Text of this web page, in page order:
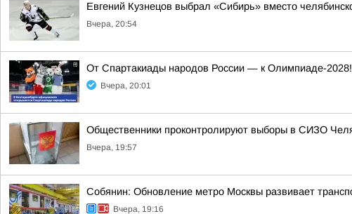
Евгений Кузнецов выбрал «Сибирь» вместо
Вчера, 20:54
От Спартакиады народов России — к Олимпиаде-2028!
Вчера, 20:01
Общественники проконтролируют выборы в СИЗО
Вчера, 19:57
Собянин: Обновление метро Москвы развивает
Вчера, 19:16